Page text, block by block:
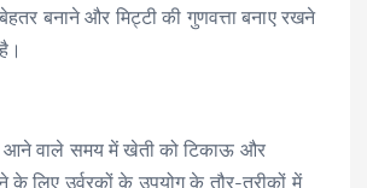
बनाने और मिट्टी की गुणवत्ता बनाए रखने
आने वाले समय में खेती को टिकाऊ और
के लिए उर्वरकों के उपयोग के तौर-तरीकों में